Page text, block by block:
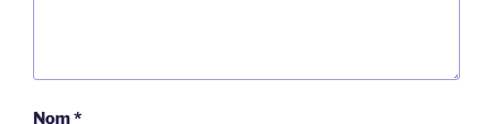
Nom*